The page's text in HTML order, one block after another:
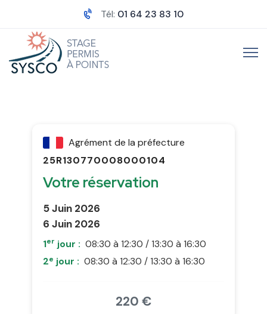
Tél: 01 64 23 83 10
Agrément de la préfecture
25R130770008000104
Votre réservation
5 Juin 2026
6 Juin 2026
1er jour : 08:30 à 12:30 / 13:30 à 16:30
2e jour : 08:30 à 12:30 / 13:30 à 16:30
220 €